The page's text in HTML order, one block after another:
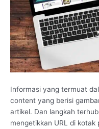
Informasi yang termuat
content yang berisi
artikel. Dan langkah
mengetikkan URL di